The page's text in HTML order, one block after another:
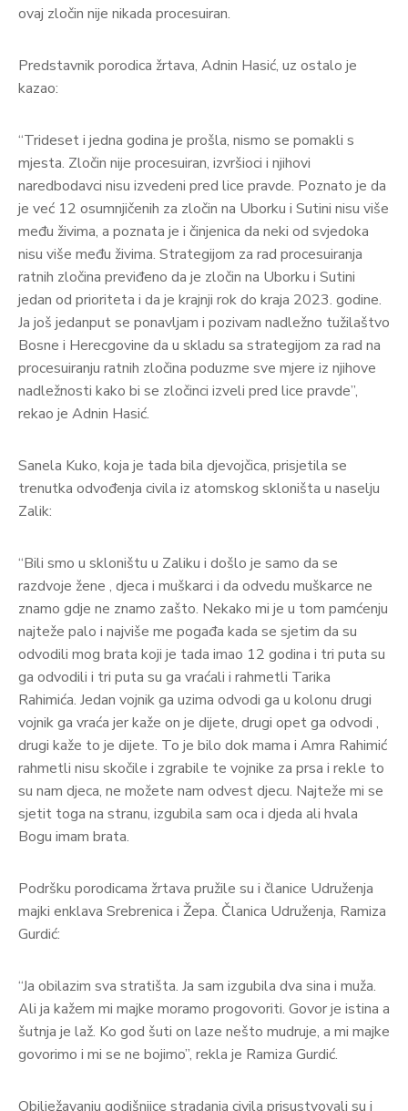
ovaj zločin nije nikada procesuiran.
Predstavnik porodica žrtava, Adnin Hasić, uz ostalo je
kazao:
“Trideset i jedna godina je prošla, nismo se pomakli s
mjesta. Zločin nije procesuiran, izvršioci i njihovi
naredbodavci nisu izvedeni pred lice pravde. Poznato je da
je već 12 osumnjičenih za zločin na Uborku i Sutini nisu više
među živima, a poznata je i činjenica da neki od svjedoka
nisu više među živima. Strategijom za rad procesuiranja
ratnih zločina previđeno da je zločin na Uborku i Sutini
jedan od prioriteta i da je krajnji rok do kraja 2023. godine.
Ja još jedanput se ponavljam i pozivam nadležno tužilaštvo
Bosne i Herecgovine da u skladu sa strategijom za rad na
procesuiranju ratnih zločina poduzme sve mjere iz njihove
nadležnosti kako bi se zločinci izveli pred lice pravde”,
rekao je Adnin Hasić.
Sanela Kuko, koja je tada bila djevojčica, prisjetila se
trenutka odvođenja civila iz atomskog skloništa u naselju
Zalik:
“Bili smo u skloništu u Zaliku i došlo je samo da se
razdvoje žene , djeca i muškarci i da odvedu muškarce ne
znamo gdje ne znamo zašto. Nekako mi je u tom pamćenju
najteže palo i najviše me pogađa kada se sjetim da su
odvodili mog brata koji je tada imao 12 godina i tri puta su
ga odvodili i tri puta su ga vraćali i rahmetli Tarika
Rahimića. Jedan vojnik ga uzima odvodi ga u kolonu drugi
vojnik ga vraća jer kaže on je dijete, drugi opet ga odvodi ,
drugi kaže to je dijete. To je bilo dok mama i Amra Rahimić
rahmetli nisu skočile i zgrabile te vojnike za prsa i rekle to
su nam djeca, ne možete nam odvest djecu. Najteže mi se
sjetit toga na stranu, izgubila sam oca i djeda ali hvala
Bogu imam brata.
Podršku porodicama žrtava pružile su i članice Udruženja
majki enklava Srebrenica i Žepa. Članica Udruženja, Ramiza
Gurdić:
“Ja obilazim sva stratišta. Ja sam izgubila dva sina i muža.
Ali ja kažem mi majke moramo progovoriti. Govor je istina a
šutnja je laž. Ko god šuti on laze nešto mudruje, a mi majke
govorimo i mi se ne bojimo”, rekla je Ramiza Gurdić.
Obilježavanju godišnjice stradanja civila prisustvovali su i